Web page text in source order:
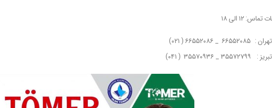
۱۲ الی ۱۸
تهران : ۶۶۵۵۲۰۸۵ _ ۶۶۵۵۲۰۸۶ ( ۰۲۱)
تبریز : ۳۵۵۷۲۷۹۹ _ ۳۵۵۷۰۹۳۶ ( ۰۴۱)